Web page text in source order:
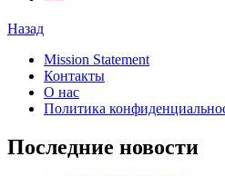
Назад
Mission Statement
Контакты
О нас
Политика
Последние новости